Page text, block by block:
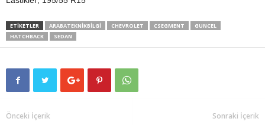
ETIKETLER ARABATEKNIKBILGI CHEVROLET CSEGMENT
GUNCEL
HATCHBACK
SEDAN
Önceki İçerik Sonraki İçerik